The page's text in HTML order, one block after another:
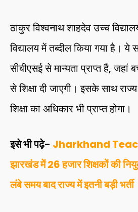
ठाकुर विश्वनाथ शाहदेव उच्च
विद्यालय में तब्दील किया गया है। ये
सीबीएसई से मान्यता प्राप्त हैं, जहां
से शिक्षा दी जाएगी। इसके साथ
शिक्षा का अधिकार भी प्राप्त होगा।
इसे भी पढ़े- Jharkhand
झारखंड में 26 हजार शिक्षकों की
लंबे समय बाद राज्य में इतनी बड़ी भर्ती